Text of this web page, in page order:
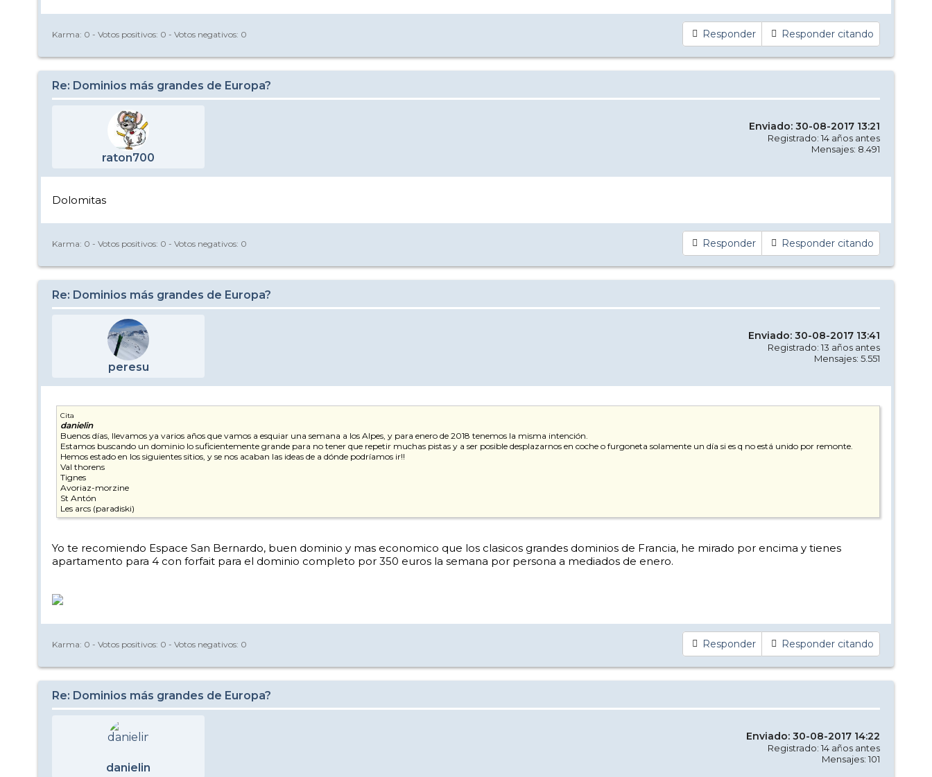
Responder Responder citando
Karma: 0 - Votos positivos: 0 - Votos negativos: 0
Re: Dominios más grandes de Europa?
raton700
Enviado: 30-08-2017 13:21
Registrado: 14 años antes
Mensajes: 8.491
Dolomitas
Responder Responder citando
Karma: 0 - Votos positivos: 0 - Votos negativos: 0
Re: Dominios más grandes de Europa?
peresu
Enviado: 30-08-2017 13:41
Registrado: 13 años antes
Mensajes: 5.551
Cita
danielin
Buenos días, llevamos ya varios años que vamos a esquiar una semana a los Alpes, y para enero de 2018 tenemos la misma intención.
Estamos buscando un dominio lo suficientemente grande para no tener que repetir muchas pistas y a ser posible desplazarnos en coche o furgoneta solamente un día si es q no está unido por remonte.
Hemos estado en los siguientes sitios, y se nos acaban las ideas de a dónde podríamos ir!!
Val thorens
Tignes
Avoriaz-morzine
St Antón
Les arcs (paradiski)
Yo te recomiendo Espace San Bernardo, buen dominio y mas economico que los clasicos grandes dominios de Francia, he mirado por encima y tienes
apartamento para 4 con forfait para el dominio completo por 350 euros la semana por persona a mediados de enero.
Responder Responder citando
Karma: 0 - Votos positivos: 0 - Votos negativos: 0
Re: Dominios más grandes de Europa?
danielin
Enviado: 30-08-2017 14:22
Registrado: 14 años antes
Mensajes: 101